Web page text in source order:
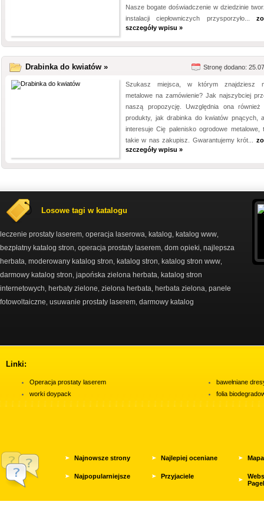
Nasze bogate doświadczenie w dziedzinie
instalacji ciepłowniczych przysporzyło...
szczegóły wpisu »
Drabinka do kwiatów » Stronę dodano:
Szukasz miejsca, w którym znajdziesz
metalowe na zamówienie? Jak najszybciej
naszą propozycję. Uwzględnia ona również
produkty, jak drabinka do kwiatów pnących,
interesuje Cię palenisko ogrodowe metalowe,
takie w nas zakupisz. Gwarantujemy krót...
szczegóły wpisu »
Losowe tagi w katalogu
leczenie prostaty laserem operacja laserowa katalog katalog www
bezpłatny katalog stron operacja prostaty laserem dom opieki najlepsza
herbata moderowany katalog stron katalog stron katalog stron www
darmowy katalog stron japońska zielona herbata katalog stron
internetowych
herbaty zielone zielona herbata herbata zielona panele
fotowoltaiczne usuwanie prostaty laserem darmowy katalog
Linki:
Operacja prostaty laserem
worki doypack
bawełniane
folia
Najnowsze strony Najlepiej oceniane
Najpopularniejsze Przyjaciele